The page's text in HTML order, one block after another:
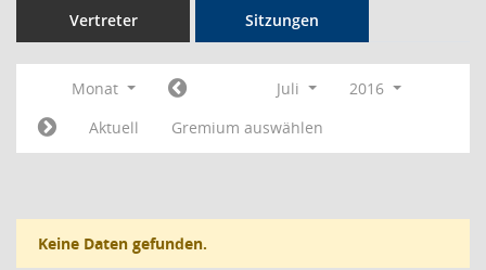
Vertreter Sitzungen
Monat Juli
2016
Aktuell
Gremium auswählen
Keine Daten gefunden.